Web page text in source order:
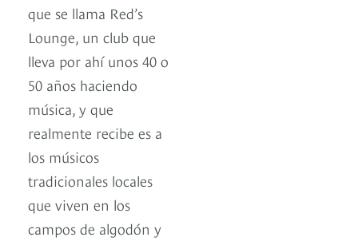
que se llama Red’s
Lounge, un club que
lleva por ahí unos 40 o
50 años haciendo
música, y que
realmente recibe es a
los músicos
tradicionales locales
que viven en los
campos de algodón y